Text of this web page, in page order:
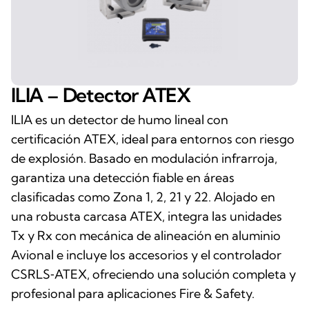
ILIA – Detector ATEX
ILIA es un detector de humo lineal con
certificación ATEX, ideal para entornos con riesgo
de explosión. Basado en modulación infrarroja,
garantiza una detección fiable en áreas
clasificadas como Zona 1, 2, 21 y 22. Alojado en
una robusta carcasa ATEX, integra las unidades
Tx y Rx con mecánica de alineación en aluminio
Avional e incluye los accesorios y el controlador
CSRLS‑ATEX, ofreciendo una solución completa y
profesional para aplicaciones Fire & Safety.